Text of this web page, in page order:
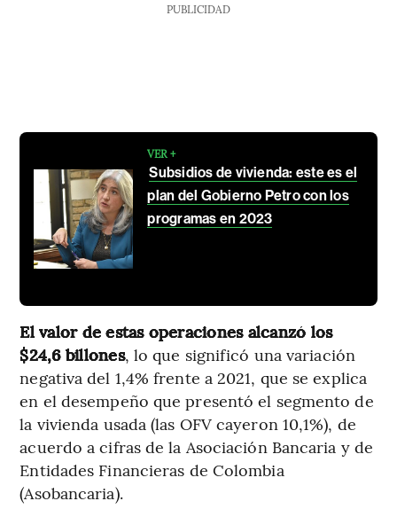
PUBLICIDAD
VER +
Subsidios de vivienda: este es el
plan del Gobierno Petro con los
programas en 2023
El valor de estas operaciones alcanzó los
$24,6 billones, lo que significó una variación
negativa del 1,4% frente a 2021, que se explica
en el desempeño que presentó el segmento de
la vivienda usada (las OFV cayeron 10,1%), de
acuerdo a cifras de la Asociación Bancaria y de
Entidades Financieras de Colombia
(Asobancaria).